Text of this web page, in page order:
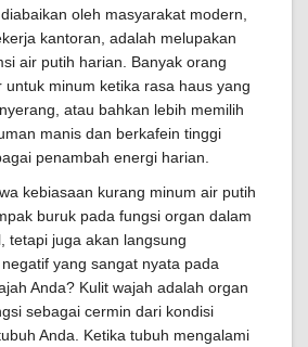
oleh masyarakat modern,
kantoran, adalah melupakan
air putih harian. Banyak orang
minum ketika rasa haus yang
atau bahkan lebih memilih
manis dan berkafein tinggi
penambah energi harian.
kebiasaan kurang minum air putih
buruk pada fungsi organ dalam
tetapi juga akan langsung
yang sangat nyata pada
Anda? Kulit wajah adalah organ
sebagai cermin dari kondisi
Anda. Ketika tubuh mengalami